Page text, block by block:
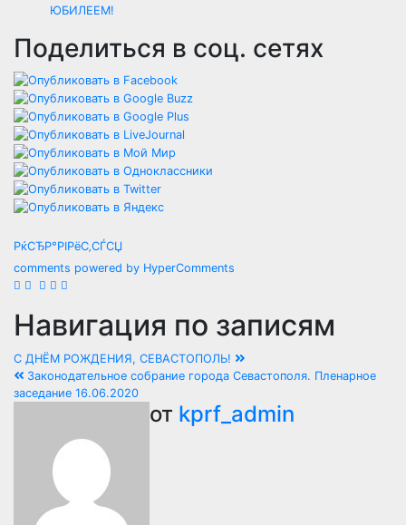
ЮБИЛЕЕМ!
Поделиться в соц. сетях
РќСЂР°РІРёС‚СЃСЏ
comments powered by HyperComments
Навигация по записям
С ДНЁМ РОЖДЕНИЯ, СЕВАСТОПОЛЬ!
Законодательное собрание города Севастополя. Пленарное
заседание 16.06.2020
от kprf_admin